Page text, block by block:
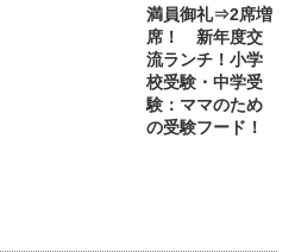
満員御礼⇒2席増
席！ 新年度交
流ランチ！小学
校受験・中学受
験：ママのため
の受験フード！